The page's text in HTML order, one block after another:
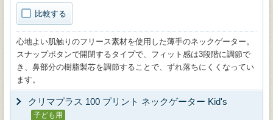
比較する
心地よい肌触りのフリース素材を使用した薄手のネックゲーター。
スナップボタンで開閉するタイプで、フィット感は3段階に調節で
き、鼻部分の樹脂製芯を調節することで、ずれ落ちにくくなってい
ます。
クリマプラス 100 プリント ネックゲーター Kid's
子ども用